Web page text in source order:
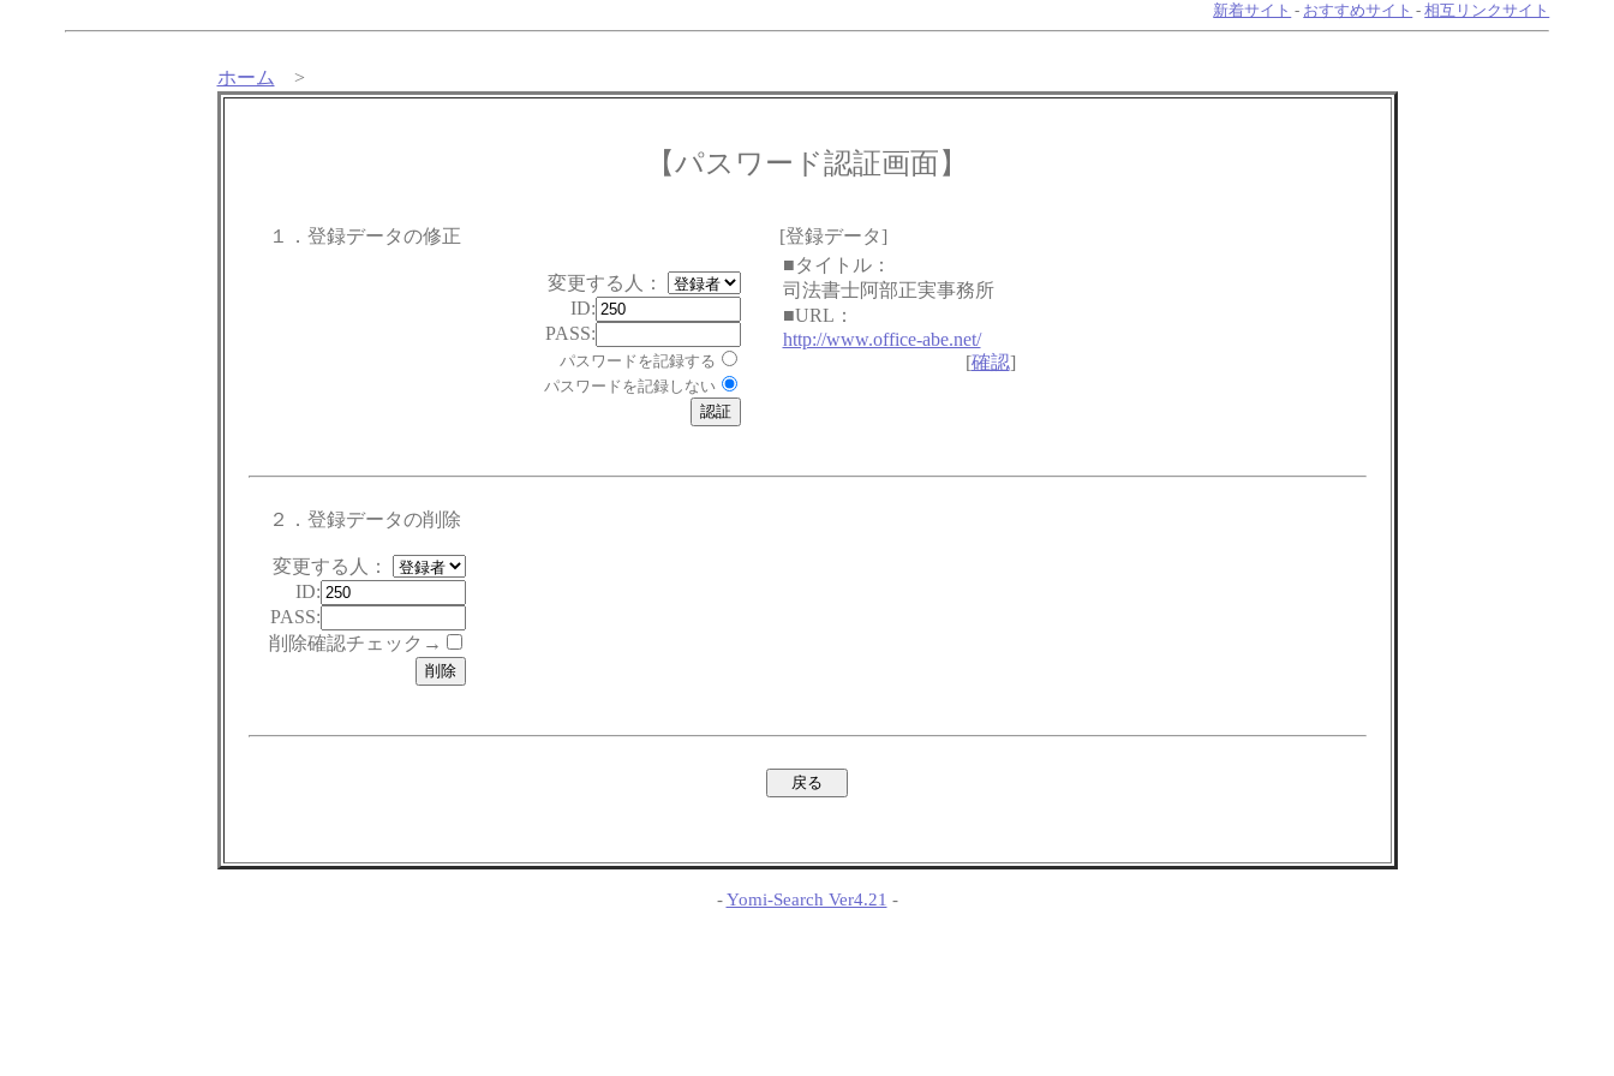
新着サイト - おすすめサイト -相互リンクサイト
ホーム >
【パスワード認証画面】
１．登録データの修正
変更する人：
ID:
PASS:
パスワードを記録する
パスワードを記録しない
[登録データ]
■タイトル：
司法書士阿部正実事務所
■URL：
http://www.office-abe.net/
[確認]
２．登録データの削除
変更する人：
ID:
PASS:
削除確認チェック→
-Yomi-Search Ver4.21 -